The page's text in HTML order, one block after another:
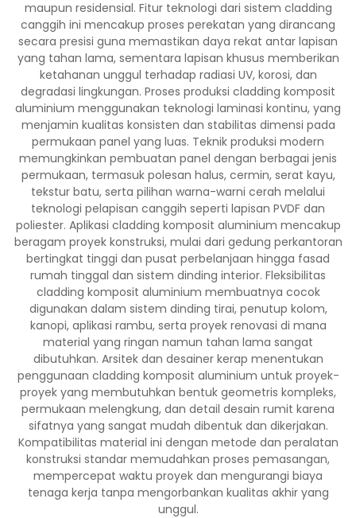
maupun residensial. Fitur teknologi dari sistem cladding
canggih ini mencakup proses perekatan yang dirancang
secara presisi guna memastikan daya rekat antar lapisan
yang tahan lama, sementara lapisan khusus memberikan
ketahanan unggul terhadap radiasi UV, korosi, dan
degradasi lingkungan. Proses produksi cladding komposit
aluminium menggunakan teknologi laminasi kontinu, yang
menjamin kualitas konsisten dan stabilitas dimensi pada
permukaan panel yang luas. Teknik produksi modern
memungkinkan pembuatan panel dengan berbagai jenis
permukaan, termasuk polesan halus, cermin, serat kayu,
tekstur batu, serta pilihan warna-warni cerah melalui
teknologi pelapisan canggih seperti lapisan PVDF dan
poliester. Aplikasi cladding komposit aluminium mencakup
beragam proyek konstruksi, mulai dari gedung perkantoran
bertingkat tinggi dan pusat perbelanjaan hingga fasad
rumah tinggal dan sistem dinding interior. Fleksibilitas
cladding komposit aluminium membuatnya cocok
digunakan dalam sistem dinding tirai, penutup kolom,
kanopi, aplikasi rambu, serta proyek renovasi di mana
material yang ringan namun tahan lama sangat
dibutuhkan. Arsitek dan desainer kerap menentukan
penggunaan cladding komposit aluminium untuk proyek-
proyek yang membutuhkan bentuk geometris kompleks,
permukaan melengkung, dan detail desain rumit karena
sifatnya yang sangat mudah dibentuk dan dikerjakan.
Kompatibilitas material ini dengan metode dan peralatan
konstruksi standar memudahkan proses pemasangan,
mempercepat waktu proyek dan mengurangi biaya
tenaga kerja tanpa mengorbankan kualitas akhir yang
unggul.